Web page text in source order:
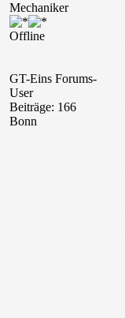
Mechaniker
Offline
GT-Eins Forums-
User
Beiträge: 166
Bonn